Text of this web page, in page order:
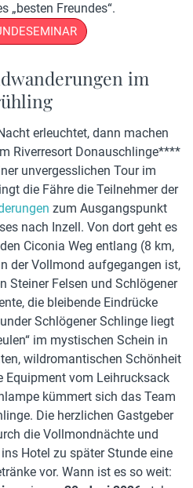
„besten Freundes“.
im
erleuchtet, dann machen
Riverresort Donauschlinge****
unvergesslichen Tour im
die Fähre die Teilnehmer der
zum Ausgangspunkt
nach Inzell. Von dort geht es
Ciconia Weg entlang (8 km,
der Vollmond aufgegangen ist,
Steiner Felsen und Schlögener
die bleibende Eindrücke
Schlögener Schlinge liegt
im mystischen Schein in
wildromantischen Schönheit
Equipment vom Leihrucksack
kümmert sich das Team
Die herzlichen Gastgeber
die Vollmondnächte und
Hotel zu später Stunde eine
vor. Wann ist es so weit: